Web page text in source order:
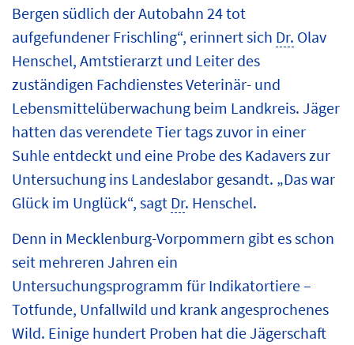
Bergen südlich der Autobahn 24 tot
aufgefundener Frischling“, erinnert sich Dr. Olav
Henschel, Amtstierarzt und Leiter des
zuständigen Fachdienstes Veterinär- und
Lebensmittelüberwachung beim Landkreis. Jäger
hatten das verendete Tier tags zuvor in einer
Suhle entdeckt und eine Probe des Kadavers zur
Untersuchung ins Landeslabor gesandt. „Das war
Glück im Unglück“, sagt Dr. Henschel.
Denn in Mecklenburg-Vorpommern gibt es schon
seit mehreren Jahren ein
Untersuchungsprogramm für Indikatortiere –
Totfunde, Unfallwild und krank angesprochenes
Wild. Einige hundert Proben hat die Jägerschaft